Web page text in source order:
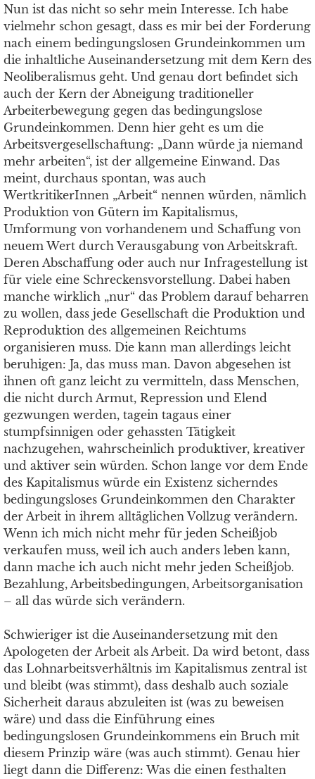
Nun ist das nicht so sehr mein Interesse. Ich habe
vielmehr schon gesagt, dass es mir bei der Forderung
nach einem bedingungslosen Grundeinkommen um
die inhaltliche Auseinandersetzung mit dem Kern des
Neoliberalismus geht. Und genau dort befindet sich
auch der Kern der Abneigung traditioneller
Arbeiterbewegung gegen das bedingungslose
Grundeinkommen. Denn hier geht es um die
Arbeitsvergesellschaftung: „Dann würde ja niemand
mehr arbeiten“, ist der allgemeine Einwand. Das
meint, durchaus spontan, was auch
WertkritikerInnen „Arbeit“ nennen würden, nämlich
Produktion von Gütern im Kapitalismus,
Umformung von vorhandenem und Schaffung von
neuem Wert durch Verausgabung von Arbeitskraft.
Deren Abschaffung oder auch nur Infragestellung ist
für viele eine Schreckensvorstellung. Dabei haben
manche wirklich „nur“ das Problem darauf beharren
zu wollen, dass jede Gesellschaft die Produktion und
Reproduktion des allgemeinen Reichtums
organisieren muss. Die kann man allerdings leicht
beruhigen: Ja, das muss man. Davon abgesehen ist
ihnen oft ganz leicht zu vermitteln, dass Menschen,
die nicht durch Armut, Repression und Elend
gezwungen werden, tagein tagaus einer
stumpfsinnigen oder gehassten Tätigkeit
nachzugehen, wahrscheinlich produktiver, kreativer
und aktiver sein würden. Schon lange vor dem Ende
des Kapitalismus würde ein Existenz sicherndes
bedingungsloses Grundeinkommen den Charakter
der Arbeit in ihrem alltäglichen Vollzug verändern.
Wenn ich mich nicht mehr für jeden Scheißjob
verkaufen muss, weil ich auch anders leben kann,
dann mache ich auch nicht mehr jeden Scheißjob.
Bezahlung, Arbeitsbedingungen, Arbeitsorganisation
– all das würde sich verändern.
Schwieriger ist die Auseinandersetzung mit den
Apologeten der Arbeit als Arbeit. Da wird betont, dass
das Lohnarbeitsverhältnis im Kapitalismus zentral ist
und bleibt (was stimmt), dass deshalb auch soziale
Sicherheit daraus abzuleiten ist (was zu beweisen
wäre) und dass die Einführung eines
bedingungslosen Grundeinkommens ein Bruch mit
diesem Prinzip wäre (was auch stimmt). Genau hier
liegt dann die Differenz: Was die einen festhalten